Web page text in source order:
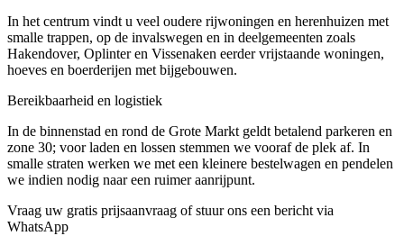
In het centrum vindt u veel oudere rijwoningen en herenhuizen met
smalle trappen, op de invalswegen en in deelgemeenten zoals
Hakendover, Oplinter en Vissenaken eerder vrijstaande woningen,
hoeves en boerderijen met bijgebouwen.
Bereikbaarheid en logistiek
In de binnenstad en rond de Grote Markt geldt betalend parkeren en
zone 30; voor laden en lossen stemmen we vooraf de plek af. In
smalle straten werken we met een kleinere bestelwagen en pendelen
we indien nodig naar een ruimer aanrijpunt.
Vraag uw gratis prijsaanvraag of stuur ons een bericht via
WhatsApp